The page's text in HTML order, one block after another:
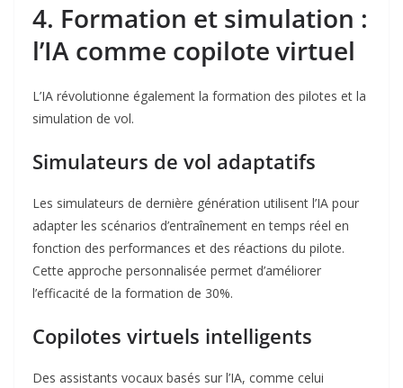
4. Formation et simulation :
l’IA comme copilote virtuel
L’IA révolutionne également la formation des pilotes et la
simulation de vol.
Simulateurs de vol adaptatifs
Les simulateurs de dernière génération utilisent l’IA pour
adapter les scénarios d’entraînement en temps réel en
fonction des performances et des réactions du pilote.
Cette approche personnalisée permet d’améliorer
l’efficacité de la formation de 30%.
Copilotes virtuels intelligents
Des assistants vocaux basés sur l’IA, comme celui